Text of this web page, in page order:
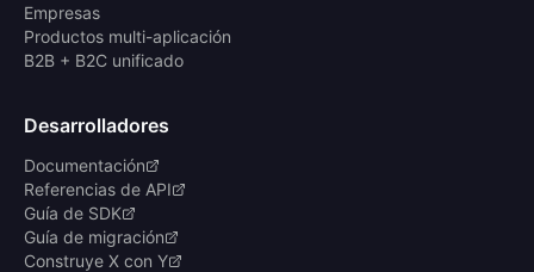
Empresas
Productos multi-aplicación
B2B + B2C unificado
Desarrolladores
Documentación
Referencias de API
Guía de SDK
Guía de migración
Construye X con Y